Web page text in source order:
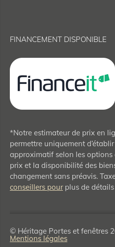
FINANCEMENT DISPONIBLE
*Notre estimateur de prix en
permettre uniquement
approximatif selon les options
prix et la disponibilité des
changement sans préavis.
conseillers pourplus de détails
© Héritage Portes et fenêtres
Mentions légales